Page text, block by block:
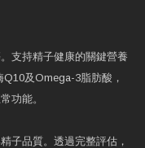
支持精子健康的關鍵營養
及Omega-3脂肪酸，
功能。
子品質。透過完整評估，